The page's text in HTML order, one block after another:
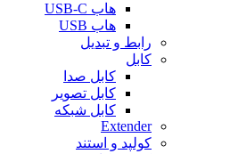
هاب USB-C
هاب USB
رابط و تبدیل
کابل
کابل صدا
کابل تصویر
کابل شبکه
Extender
کولپد و استند